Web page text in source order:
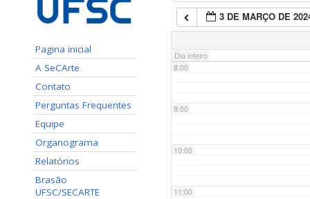
Pagina inicial
A SeCArte
Contato
Perguntas Frequentes
Equipe
Organograma
Relatórios
Brasão
UFSC/SECARTE
3 DE MARÇO DE
Dia inteiro
7:00
8:00
9:00
10:00
11:00